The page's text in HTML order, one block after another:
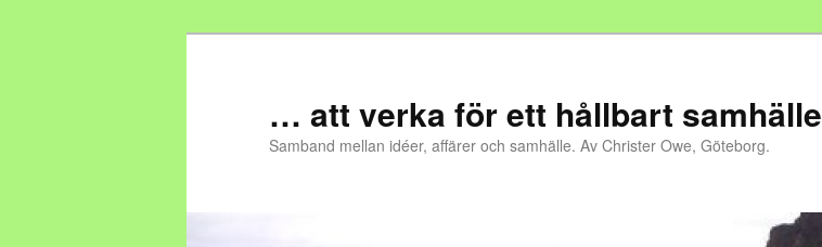
… att verka för ett hållbart samhälle
Samband mellan idéer, affärer och samhälle. Av Christer Owe, Göteborg.